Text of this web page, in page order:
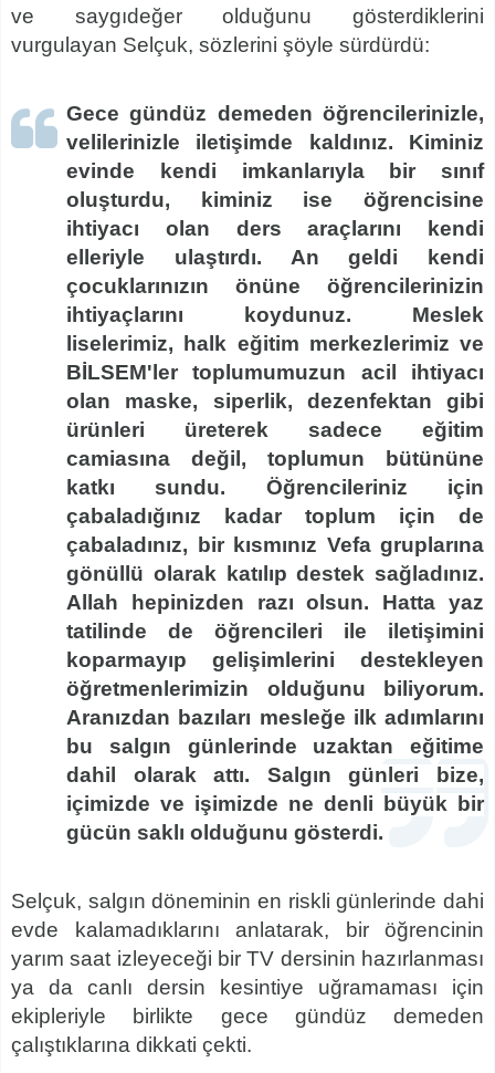
ve saygıdeğer olduğunu gösterdiklerini
vurgulayan Selçuk, sözlerini şöyle sürdürdü:
Gece gündüz demeden öğrencilerinizle,
velilerinizle iletişimde kaldınız. Kiminiz
evinde kendi imkanlarıyla bir sınıf
oluşturdu, kiminiz ise öğrencisine
ihtiyacı olan ders araçlarını kendi
elleriyle ulaştırdı. An geldi kendi
çocuklarınızın önüne öğrencilerinizin
ihtiyaçlarını koydunuz. Meslek
liselerimiz, halk eğitim merkezlerimiz ve
BİLSEM'ler toplumumuzun acil ihtiyacı
olan maske, siperlik, dezenfektan gibi
ürünleri üreterek sadece eğitim
camiasına değil, toplumun bütününe
katkı sundu. Öğrencileriniz için
çabaladığınız kadar toplum için de
çabaladınız, bir kısmınız Vefa gruplarına
gönüllü olarak katılıp destek sağladınız.
Allah hepinizden razı olsun. Hatta yaz
tatilinde de öğrencileri ile iletişimini
koparmayıp gelişimlerini destekleyen
öğretmenlerimizin olduğunu biliyorum.
Aranızdan bazıları mesleğe ilk adımlarını
bu salgın günlerinde uzaktan eğitime
dahil olarak attı. Salgın günleri bize,
içimizde ve işimizde ne denli büyük bir
gücün saklı olduğunu gösterdi.
Selçuk, salgın döneminin en riskli günlerinde dahi
evde kalamadıklarını anlatarak, bir öğrencinin
yarım saat izleyeceği bir TV dersinin hazırlanması
ya da canlı dersin kesintiye uğramaması için
ekipleriyle birlikte gece gündüz demeden
çalıştıklarına dikkati çekti.